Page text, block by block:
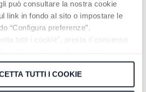
può consultare la nostra cookie
link in fondo al sito o impostare le
“Configura preferenze”.
tutti i cookie”, presta il consenso
su “Usa solo cookie necessari” e
cookie tecnici necessari al corretto
TUTTI I COOKIE
il patrocinio della:
STATO FINANZE E BILANCIO della
SVILUPPO ECONOMICO – CAMERA
di San Marino